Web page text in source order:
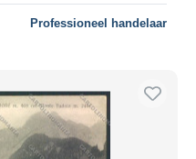
Professioneel handelaar